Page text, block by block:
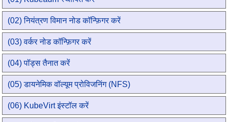
(02) नियंत्रण विमान नोड कॉन्फ़िगर करें
(03) वर्कर नोड कॉन्फ़िगर करें
(04) पॉड्स तैनात करें
(05) डायनेमिक वॉल्यूम प्रोविजनिंग (NFS)
(06) KubeVirt इंस्टॉल करें